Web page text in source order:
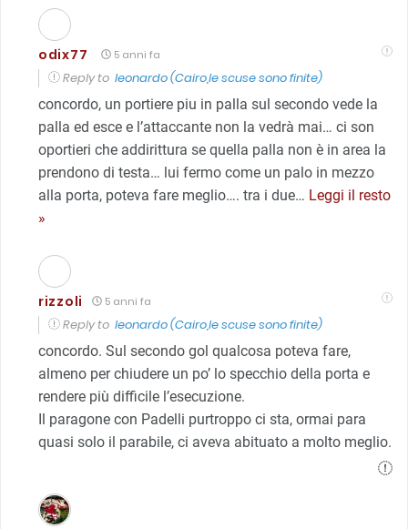
odix77 5 anni fa
Reply to leonardo (Cairo,le scuse sono finite)
concordo, un portiere piu in palla sul secondo vede la
palla ed esce e l’attaccante non la vedrà mai… ci son
oportieri che addirittura se quella palla non è in area la
prendono di testa… lui fermo come un palo in mezzo
alla porta, poteva fare meglio…. tra i due… Leggi il resto
»
rizzoli 5 anni fa
Reply to leonardo (Cairo,le scuse sono finite)
concordo. Sul secondo gol qualcosa poteva fare,
almeno per chiudere un po’ lo specchio della porta e
rendere più difficile l’esecuzione.
Il paragone con Padelli purtroppo ci sta, ormai para
quasi solo il parabile, ci aveva abituato a molto meglio.